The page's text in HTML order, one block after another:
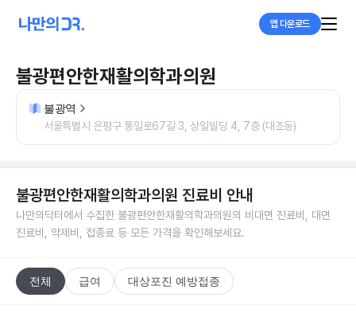
앱 다운로드
불광편안한재활의학과의원
불광역
서울특별시 은평구 통일로67길 3, 상일빌딩 4, 7층 (대조동)
불광편안한재활의학과의원 진료비 안내
나만의닥터에서 수집한 불광편안한재활의학과의원의 비대면 진료비, 대면
진료비, 약제비, 접종료 등 모든 가격을 확인해보세요.
전체 급여 대상포진 예방접종